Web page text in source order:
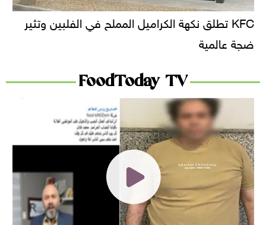
KFC تطلق نكهة الكراميل المملح في الفلبين وتثير
ضجة عالمية
FoodToday TV